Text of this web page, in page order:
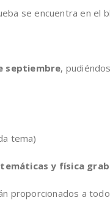
se encuentra en el
septiembre,
tema)
y física
proporcionados a